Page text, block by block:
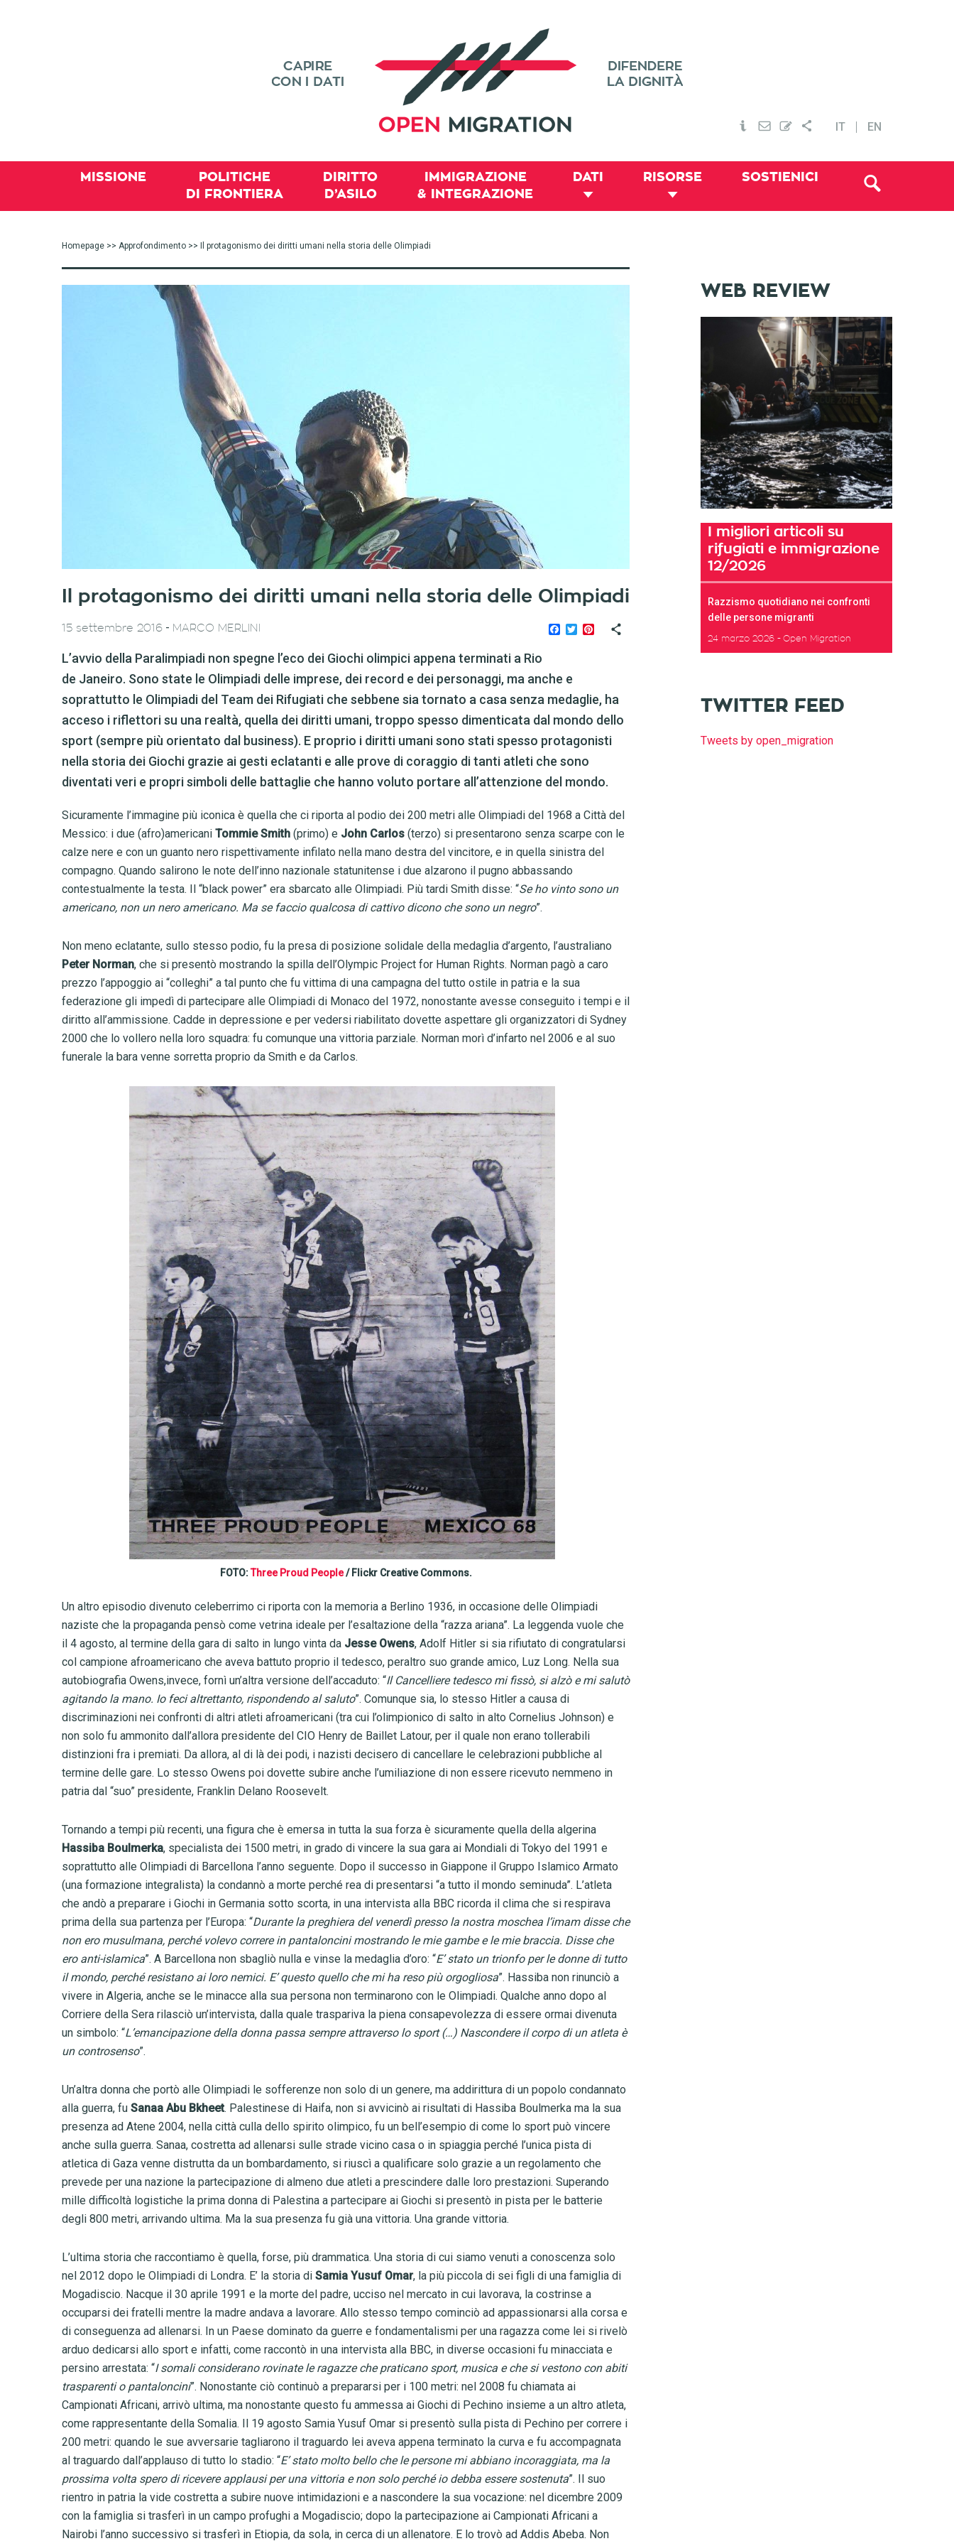
IT EN
MISSIONE
POLITICHE
DI FRONTIERA
DIRITTO
D’ASILO
IMMIGRAZIONE
& INTEGRAZIONE
DATI RISORSE SOSTIENICI
Homepage >> Approfondimento >> Il protagonismo dei diritti umani nella storia delle Olimpiadi
Il protagonismo dei diritti umani nella storia delle Olimpiadi
Facebook
TwitterPinterest
15 settembre 2016 - MARCO MERLINI
L’avvio della Paralimpiadi non spegne l’eco dei Giochi olimpici appena terminati a Rio
de Janeiro. Sono state le Olimpiadi delle imprese, dei record e dei personaggi, ma anche e
soprattutto le Olimpiadi del Team dei Rifugiati che sebbene sia tornato a casa senza medaglie, ha
acceso i riflettori su una realtà, quella dei diritti umani, troppo spesso dimenticata dal mondo dello
sport (sempre più orientato dal business). E proprio i diritti umani sono stati spesso protagonisti
nella storia dei Giochi grazie ai gesti eclatanti e alle prove di coraggio di tanti atleti che sono
diventati veri e propri simboli delle battaglie che hanno voluto portare all’attenzione del mondo.
Sicuramente l’immagine più iconica è quella che ci riporta al podio dei 200 metri alle Olimpiadi del 1968 a Città del
Messico: i due (afro)americani Tommie Smith (primo) e John Carlos (terzo) si presentarono senza scarpe con le
calze nere e con un guanto nero rispettivamente infilato nella mano destra del vincitore, e in quella sinistra del
compagno. Quando salirono le note dell’inno nazionale statunitense i due alzarono il pugno abbassando
contestualmente la testa. Il “black power” era sbarcato alle Olimpiadi. Più tardi Smith disse: “Se ho vinto sono un
americano, non un nero americano. Ma se faccio qualcosa di cattivo dicono che sono un negro”.
Non meno eclatante, sullo stesso podio, fu la presa di posizione solidale della medaglia d’argento, l’australiano
Peter Norman, che si presentò mostrando la spilla dell’Olympic Project for Human Rights. Norman pagò a caro
prezzo l’appoggio ai “colleghi” a tal punto che fu vittima di una campagna del tutto ostile in patria e la sua
federazione gli impedì di partecipare alle Olimpiadi di Monaco del 1972, nonostante avesse conseguito i tempi e il
diritto all’ammissione. Cadde in depressione e per vedersi riabilitato dovette aspettare gli organizzatori di Sydney
2000 che lo vollero nella loro squadra: fu comunque una vittoria parziale. Norman morì d’infarto nel 2006 e al suo
funerale la bara venne sorretta proprio da Smith e da Carlos.
FOTO:Three Proud People/ Flickr Creative Commons.
Un altro episodio divenuto celeberrimo ci riporta con la memoria a Berlino 1936, in occasione delle Olimpiadi
naziste che la propaganda pensò come vetrina ideale per l’esaltazione della “razza ariana”. La leggenda vuole che
il 4 agosto, al termine della gara di salto in lungo vinta da Jesse Owens, Adolf Hitler si sia rifiutato di congratularsi
col campione afroamericano che aveva battuto proprio il tedesco, peraltro suo grande amico, Luz Long. Nella sua
autobiografia Owens,invece, fornì un’altra versione dell’accaduto: “Il Cancelliere tedesco mi fissò, si alzò e mi salutò
agitando la mano. Io feci altrettanto, rispondendo al saluto”. Comunque sia, lo stesso Hitler a causa di
discriminazioni nei confronti di altri atleti afroamericani (tra cui l’olimpionico di salto in alto Cornelius Johnson) e
non solo fu ammonito dall’allora presidente del CIO Henry de Baillet Latour, per il quale non erano tollerabili
distinzioni fra i premiati. Da allora, al di là dei podi, i nazisti decisero di cancellare le celebrazioni pubbliche al
termine delle gare. Lo stesso Owens poi dovette subire anche l’umiliazione di non essere ricevuto nemmeno in
patria dal “suo” presidente, Franklin Delano Roosevelt.
Tornando a tempi più recenti, una figura che è emersa in tutta la sua forza è sicuramente quella della algerina
Hassiba Boulmerka, specialista dei 1500 metri, in grado di vincere la sua gara ai Mondiali di Tokyo del 1991 e
soprattutto alle Olimpiadi di Barcellona l’anno seguente. Dopo il successo in Giappone il Gruppo Islamico Armato
(una formazione integralista) la condannò a morte perché rea di presentarsi “a tutto il mondo seminuda”. L’atleta
che andò a preparare i Giochi in Germania sotto scorta, in una intervista alla BBC ricorda il clima che si respirava
prima della sua partenza per l’Europa: “Durante la preghiera del venerdì presso la nostra moschea l’imam disse che
non ero musulmana, perché volevo correre in pantaloncini mostrando le mie gambe e le mie braccia. Disse che
ero anti-islamica”. A Barcellona non sbagliò nulla e vinse la medaglia d’oro: “E’ stato un trionfo per le donne di tutto
il mondo, perché resistano ai loro nemici. E’ questo quello che mi ha reso più orgogliosa”. Hassiba non rinunciò a
vivere in Algeria, anche se le minacce alla sua persona non terminarono con le Olimpiadi. Qualche anno dopo al
Corriere della Sera rilasciò un’intervista, dalla quale traspariva la piena consapevolezza di essere ormai divenuta
un simbolo: “L’emancipazione della donna passa sempre attraverso lo sport (…) Nascondere il corpo di un atleta è
un controsenso”.
Un’altra donna che portò alle Olimpiadi le sofferenze non solo di un genere, ma addirittura di un popolo condannato
alla guerra, fu Sanaa Abu Bkheet. Palestinese di Haifa, non si avvicinò ai risultati di Hassiba Boulmerka ma la sua
presenza ad Atene 2004, nella città culla dello spirito olimpico, fu un bell’esempio di come lo sport può vincere
anche sulla guerra. Sanaa, costretta ad allenarsi sulle strade vicino casa o in spiaggia perché l’unica pista di
atletica di Gaza venne distrutta da un bombardamento, si riuscì a qualificare solo grazie a un regolamento che
prevede per una nazione la partecipazione di almeno due atleti a prescindere dalle loro prestazioni. Superando
mille difficoltà logistiche la prima donna di Palestina a partecipare ai Giochi si presentò in pista per le batterie
degli 800 metri, arrivando ultima. Ma la sua presenza fu già una vittoria. Una grande vittoria.
L’ultima storia che raccontiamo è quella, forse, più drammatica. Una storia di cui siamo venuti a conoscenza solo
nel 2012 dopo le Olimpiadi di Londra. E’ la storia di Samia Yusuf Omar, la più piccola di sei figli di una famiglia di
Mogadiscio. Nacque il 30 aprile 1991 e la morte del padre, ucciso nel mercato in cui lavorava, la costrinse a
occuparsi dei fratelli mentre la madre andava a lavorare. Allo stesso tempo cominciò ad appassionarsi alla corsa e
di conseguenza ad allenarsi. In un Paese dominato da guerre e fondamentalismi per una ragazza come lei si rivelò
arduo dedicarsi allo sport e infatti, come raccontò in una intervista alla BBC, in diverse occasioni fu minacciata e
persino arrestata: “I somali considerano rovinate le ragazze che praticano sport, musica e che si vestono con abiti
trasparenti o pantaloncini”. Nonostante ciò continuò a prepararsi per i 100 metri: nel 2008 fu chiamata ai
Campionati Africani, arrivò ultima, ma nonostante questo fu ammessa ai Giochi di Pechino insieme a un altro atleta,
come rappresentante della Somalia. Il 19 agosto Samia Yusuf Omar si presentò sulla pista di Pechino per correre i
200 metri: quando le sue avversarie tagliarono il traguardo lei aveva appena terminato la curva e fu accompagnata
al traguardo dall’applauso di tutto lo stadio: “E’ stato molto bello che le persone mi abbiano incoraggiata, ma la
prossima volta spero di ricevere applausi per una vittoria e non solo perché io debba essere sostenuta”. Il suo
rientro in patria la vide costretta a subire nuove intimidazioni e a nascondere la sua vocazione: nel dicembre 2009
con la famiglia si trasferì in un campo profughi a Mogadiscio; dopo la partecipazione ai Campionati Africani a
Nairobi l’anno successivo si trasferì in Etiopia, da sola, in cerca di un allenatore. E lo trovò ad Addis Abeba. Non
WEB REVIEW
I migliori articoli su
rifugiati e immigrazione
12/2026
Razzismo quotidiano nei confronti
delle persone migranti
24 marzo 2026 Open Migration
TWITTER FEED
Tweets by open_migration